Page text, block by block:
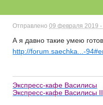
Отправлено09 февраля 2019 -
А я давно такие умею
http://forum.saechka...-
Экспресс-кафе Василисы
Экспресс-кафе Василисы II